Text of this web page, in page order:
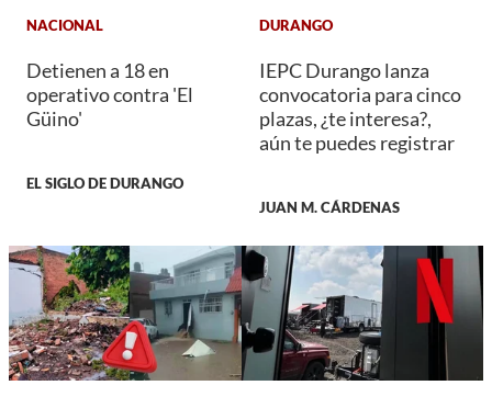
NACIONAL
Detienen a 18 en
operativo contra 'El
Güino'
EL SIGLO DE DURANGO
DURANGO
IEPC Durango lanza
convocatoria para cinco
plazas, ¿te interesa?,
aún te puedes registrar
JUAN M. CÁRDENAS